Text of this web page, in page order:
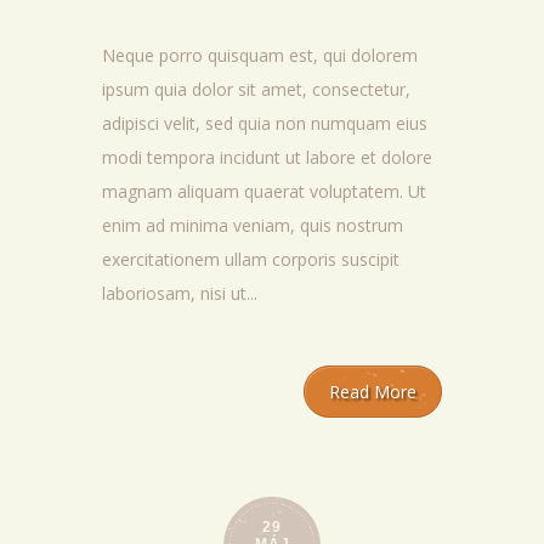
Neque porro quisquam est, qui dolorem
ipsum quia dolor sit amet, consectetur,
adipisci velit, sed quia non numquam eius
modi tempora incidunt ut labore et dolore
magnam aliquam quaerat voluptatem. Ut
enim ad minima veniam, quis nostrum
exercitationem ullam corporis suscipit
laboriosam, nisi ut...
Read More
29